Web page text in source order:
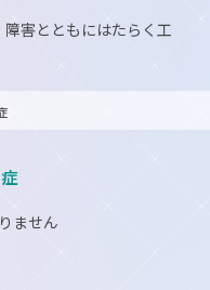
害とともにはたらく工
ません